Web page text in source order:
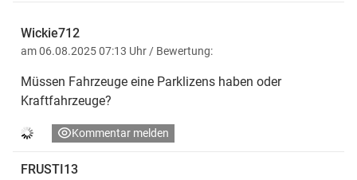
Wickie712
am 06.08.2025 07:13 Uhr/ Bewertung:
Müssen Fahrzeuge eine Parklizens haben oder
Kraftfahrzeuge?
Kommentar melden
FRUSTI13